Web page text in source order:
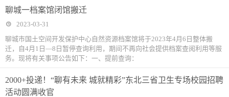
聊城一档案馆闭馆搬迁
2023-03-31
聊城市国土空间开发保护中心自然资源档案馆将于2023年4月6日整体搬
迁，自4月1日—8日暂停查询利用，期间不再向社会提供档案查阅利用等服
务。现将有关事项公告如下：一、提前查询：
2000+投递！“聊有未来 城就精彩”东北三省卫生专场校园招聘
活动圆满收官